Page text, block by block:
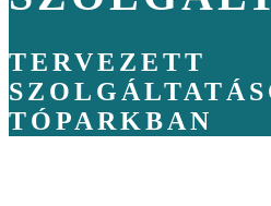
TERVEZETT
TÓPARKBAN